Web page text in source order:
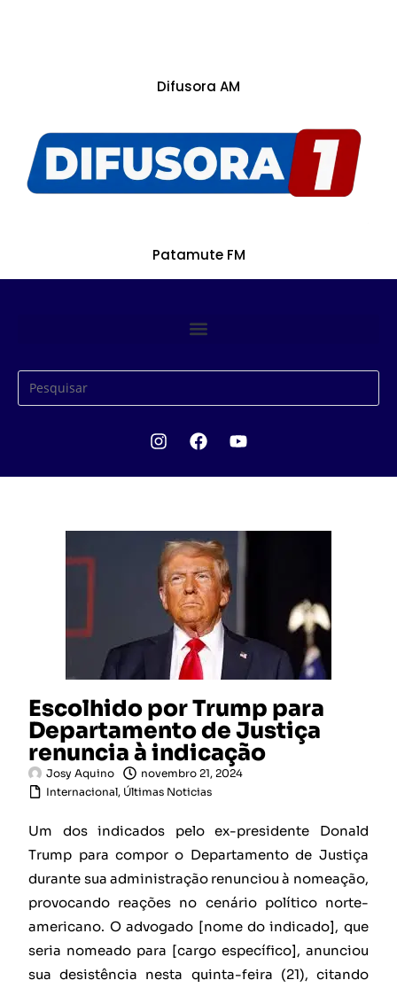
Difusora AM
Patamute FM
Escolhido por Trump para
Departamento de Justiça
renuncia à indicação
Josy Aquino
novembro 21, 2024
Internacional, Últimas Noticias
Um dos indicados pelo ex-presidente Donald
Trump para compor o Departamento de Justiça
durante sua administração renunciou à nomeação,
provocando reações no cenário político norte-
americano. O advogado [nome do indicado], que
seria nomeado para [cargo específico], anunciou
sua desistência nesta quinta-feira (21), citando